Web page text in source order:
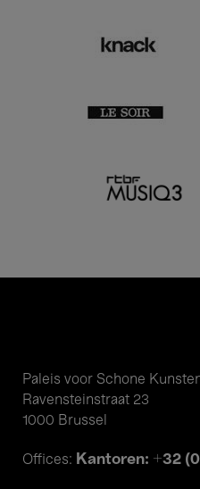
Paleis voor Schone
Ravensteinstraat 23
1000 Brussel
Offices: Kantoren: +32